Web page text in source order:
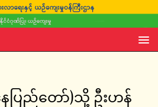
ြည်တော်)သို့ ဦးဟန်